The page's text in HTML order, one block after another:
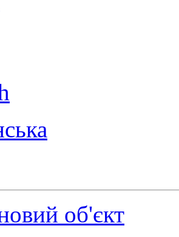
об'єкт